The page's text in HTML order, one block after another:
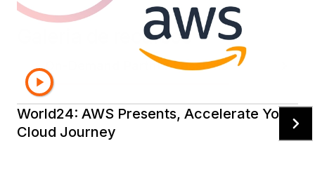
Galeria de recursos
On-Demand Partner Sessions
World24: AWS Presents, Accelerate Your
Cloud Journey